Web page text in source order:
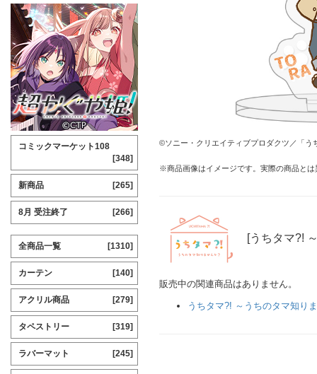
©ソニー・クリエイティブプロダクツ／「う
※商品画像はイメージです。実際の商品と
[うちタマ?!
販売中の関連商品はありません。
うちタマ?! ～うちのタマ知り
コミックマーケット108
[348]
新商品 [265]
8月 受注終了 [266]
全商品一覧 [1310]
カーテン [140]
アクリル商品 [279]
タペストリー [319]
ラバーマット [245]